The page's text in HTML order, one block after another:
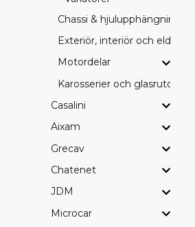
Chassi & hjulupphängning
Exteriör, interiör och eldetaljer
Motordelar
Karosserier och glasrutor
Casalini
Aixam
Grecav
Chatenet
JDM
Microcar